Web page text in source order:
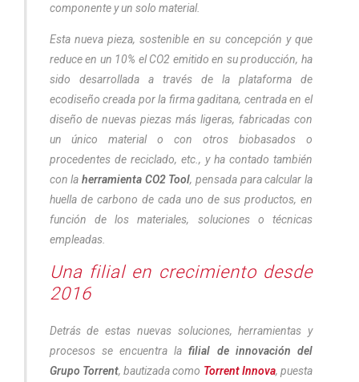
componente y un solo material.
Esta nueva pieza, sostenible en su concepción y que
reduce en un 10% el CO2 emitido en su producción, ha
sido desarrollada a través de la plataforma de
ecodiseño creada por la firma gaditana, centrada en el
diseño de nuevas piezas más ligeras, fabricadas con
un único material o con otros biobasados o
procedentes de reciclado, etc., y ha contado también
con la herramienta CO2 Tool, pensada para calcular la
huella de carbono de cada uno de sus productos, en
función de los materiales, soluciones o técnicas
empleadas.
Una filial en crecimiento desde
2016
Detrás de estas nuevas soluciones, herramientas y
procesos se encuentra lafilial de innovación del
Grupo Torrent, bautizada como Torrent Innova, puesta